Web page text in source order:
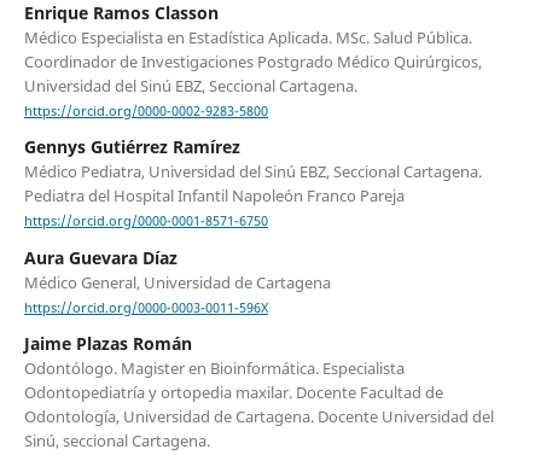
Enrique Ramos Classon
Médico Especialista en Estadística Aplicada. MSc. Salud Pública.
Coordinador de Investigaciones Postgrado Médico Quirúrgicos,
Universidad del Sinú EBZ, Seccional Cartagena.
https://orcid.org/0000-0002-9283-5800
Gennys Gutiérrez Ramírez
Médico Pediatra, Universidad del Sinú EBZ, Seccional Cartagena.
Pediatra del Hospital Infantil Napoleón Franco Pareja
https://orcid.org/0000-0001-8571-6750
Aura Guevara Díaz
Médico General, Universidad de Cartagena
https://orcid.org/0000-0003-0011-596X
Jaime Plazas Román
Odontólogo. Magister en Bioinformática. Especialista
Odontopediatría y ortopedia maxilar. Docente Facultad de
Odontología, Universidad de Cartagena. Docente Universidad del
Sinú, seccional Cartagena.